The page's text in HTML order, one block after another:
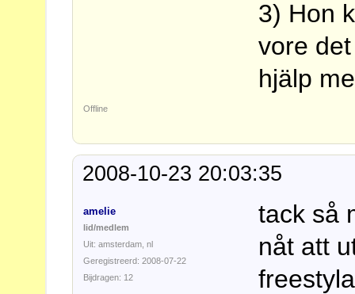
3) Hon
vore
hjälp
Offline
2008-10-23 20:03:35
amelie
lid/medlem
Uit: amsterdam, nl
Geregistreerd: 2008-07-22
Bijdragen: 12
tack så
nåt att